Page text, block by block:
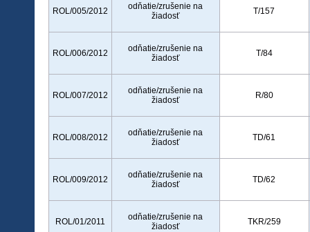
ROL/005/2012
odňatie/zrušenie na
žiadosť
T/157
ROL/006/2012
odňatie/zrušenie na
žiadosť
T/84
ROL/007/2012
odňatie/zrušenie na
žiadosť
R/80
ROL/008/2012
odňatie/zrušenie na
žiadosť
TD/61
ROL/009/2012
odňatie/zrušenie na
žiadosť
TD/62
ROL/01/2011
odňatie/zrušenie na
žiadosť
TKR/259